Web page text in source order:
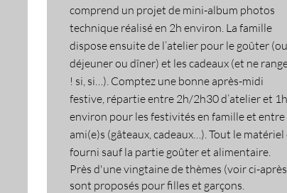
comprend un projet de mini-album photos
technique réalisé en 2h environ. La famille
dispose ensuite de l’atelier pour le goûter (ou
déjeuner ou dîner) et les cadeaux (et ne
! si, si…). Comptez une bonne après-midi
festive, répartie entre 2h/2h30 d’atelier et 1h
environ pour les festivités en famille et entre
ami(e)s (gâteaux, cadeaux…). Tout le matériel
fourni sauf la partie goûter et alimentaire.
Près d'une vingtaine de thèmes (voir ci-
sont proposés pour filles et garçons.